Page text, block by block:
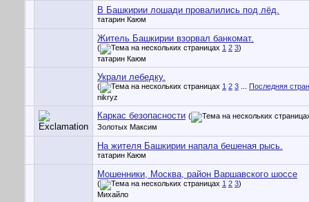
В Башкирии лошади провалились под лёд.
татарин Каюм
Житель Башкирии взорвал банкомат.
( 1 2 3)
татарин Каюм
Украли лебедку.
( 1 2 3
Последняя
nikryz
Каркас безопасности (
Золотых Максим
На жителя Башкирии напала бешеная рысь.
татарин Каюм
Мошенники, Москва, район Варшавского шоссе
( 1 2 3)
Михайло